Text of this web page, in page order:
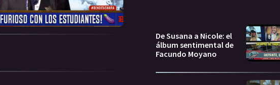
De Susana a Nicole: el
álbum sentimental de
Facundo Moyano